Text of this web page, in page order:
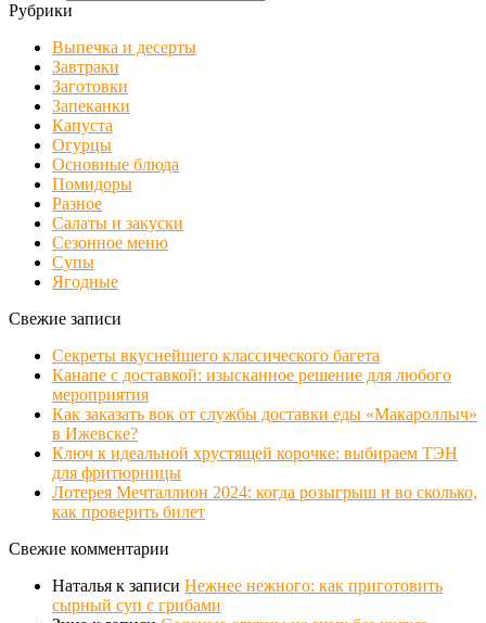
Рубрики
Выпечка и десерты
Завтраки
Заготовки
Запеканки
Капуста
Огурцы
Основные блюда
Помидоры
Разное
Салаты и закуски
Сезонное меню
Супы
Ягодные
Свежие записи
Секреты вкуснейшего классического багета
Канапе с доставкой: изысканное решение для любого
мероприятия
Как заказать вок от службы доставки еды «Макароллыч»
в Ижевске?
Ключ к идеальной хрустящей корочке: выбираем ТЭН
для фритюрницы
Лотерея Мечталлион 2024: когда розыгрыш и во сколько,
как проверить билет
Свежие комментарии
Наталья к записи Нежнее нежного: как приготовить
сырный суп с грибами